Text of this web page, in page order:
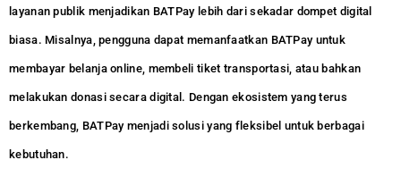
layanan publik menjadikan BATPay lebih dari sekadar dompet digital
biasa. Misalnya, pengguna dapat memanfaatkan BATPay untuk
membayar belanja online, membeli tiket transportasi, atau bahkan
melakukan donasi secara digital. Dengan ekosistem yang terus
berkembang, BATPay menjadi solusi yang fleksibel untuk berbagai
kebutuhan.